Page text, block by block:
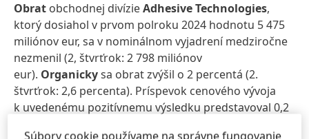
Obrat obchodnej divízieAdhesive Technologies,
ktorý dosiahol v prvom polroku 2024 hodnotu 5 475
miliónov eur, sa v nominálnom vyjadrení medziročne
nezmenil (2, štvrťrok: 2 798 miliónov
eur). Organickysa obrat zvýšil o 2 percentá (2.
štvrťrok: 2,6 percenta). Príspevok cenového vývoja
k uvedenému pozitívnemu výsledku predstavoval 0,2